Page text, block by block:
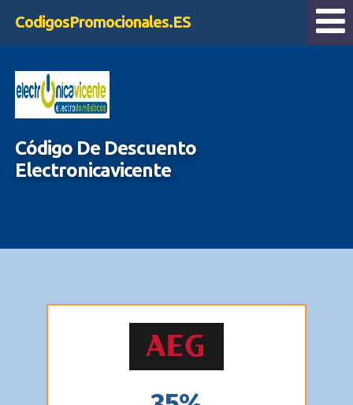
CodigosPromocionales.ES
Código De Descuento
Electronicavicente